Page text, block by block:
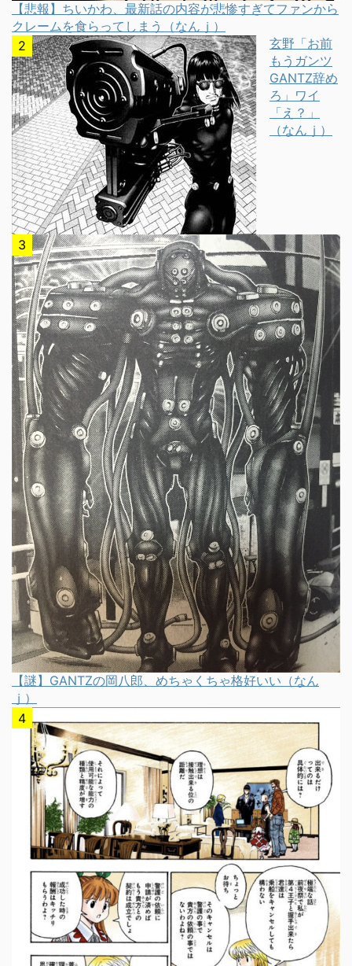
【悲報】ちいかわ、最新話の内容が悲惨すぎてファンから
クレームを食らってしまう（なんｊ）
玄野「お前
もうガンツ
GANTZ辞め
ろ」ワイ
「え？」
（なんｊ）
【謎】GANTZの岡八郎、めちゃくちゃ格好いい（なん
ｊ）